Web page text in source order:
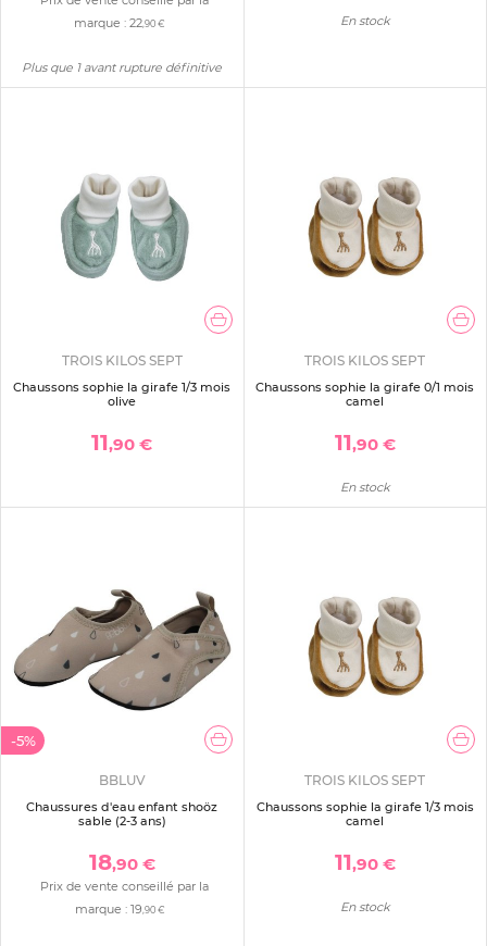
marque :22 ,90 €
Plus que 1 avant rupture définitive
En stock
TROIS KILOS SEPT
Chaussons sophie la girafe 1/3 mois
olive
11,90 €
TROIS KILOS SEPT
Chaussons sophie la girafe 0/1 mois
camel
11,90 €
En stock
-5%
BBLUV
Chaussures d'eau enfant shoöz
sable (2-3 ans)
18,90 €
Prix de vente conseillé par la
marque : 19 ,90 €
TROIS KILOS SEPT
Chaussons sophie la girafe 1/3 mois
camel
11,90 €
En stock